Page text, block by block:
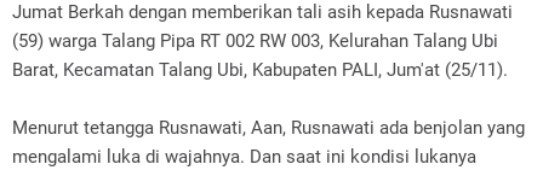
Jumat Berkah dengan memberikan tali asih kepada Rusnawati
(59) warga Talang Pipa RT 002 RW 003, Kelurahan Talang Ubi
Barat, Kecamatan Talang Ubi, Kabupaten PALI, Jum'at (25/11).
Menurut tetangga Rusnawati, Aan, Rusnawati ada benjolan yang
mengalami luka di wajahnya. Dan saat ini kondisi lukanya